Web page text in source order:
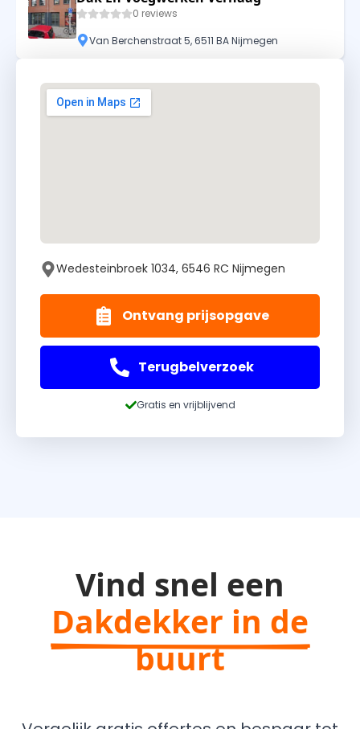
0 reviews
Van Berchenstraat 5, 6511 BA Nijmegen
Wedesteinbroek 1034, 6546 RC Nijmegen
Ontvang prijsopgave
Terugbelverzoek
Gratis en vrijblijvend
Vind snel een
Dakdekker in de
buurt